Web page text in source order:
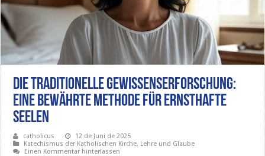
Die Traditionelle Gewissenserforschung:
Eine Bewährte Methode für Ernsthafte
Seelen
catholicus
12 de Juni de 2025
Katechismus der Katholischen Kirche, Lehre und Glaube
Einen Kommentar hinterlassen